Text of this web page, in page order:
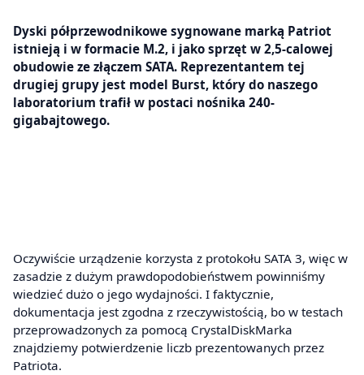
Dyski półprzewodnikowe sygnowane marką Patriot
istnieją i w formacie M.2, i jako sprzęt w 2,5-calowej
obudowie ze złączem SATA. Reprezentantem tej
drugiej grupy jest model Burst, który do naszego
laboratorium trafił w postaci nośnika 240-
gigabajtowego.
Oczywiście urządzenie korzysta z protokołu SATA 3, więc w
zasadzie z dużym prawdopodobieństwem powinniśmy
wiedzieć dużo o jego wydajności. I faktycznie,
dokumentacja jest zgodna z rzeczywistością, bo w testach
przeprowadzonych za pomocą CrystalDiskMarka
znajdziemy potwierdzenie liczb prezentowanych przez
Patriota.